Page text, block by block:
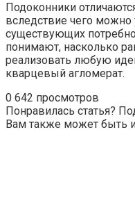
Подоконники
вследствие чего можно
существующих
понимают, насколько
реализовать любую
кварцевый агломерат.
0 642 просмотров
Понравилась статья?
Вам также может быть